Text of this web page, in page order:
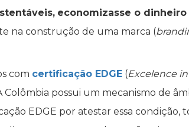
economizasse o
na construção de uma marca (
com certificação EDGE (Excelence
Colômbia possui um mecanismo de
EDGE por atestar essa condição,